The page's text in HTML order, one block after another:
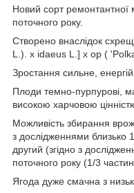
Новий сорт ремонтантної
поточного року.
Створено внаслідок
L.). x idaeus L.] x op (
Зростання сильне,
Плоди темно-пурпурові,
високою харчовою
Можливість збирання
з дослідженнями близько
другий (згідно з
поточного року (1/3
Ягода дуже смачна з